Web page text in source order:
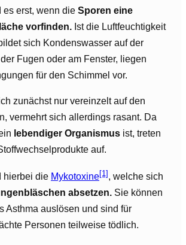
es erst, wenn die Sporen eine
vorfinden. Ist die Luftfeuchtigkeit
sich Kondenswasser auf der
Fugen oder am Fenster, liegen
für den Schimmel vor.
zunächst nur vereinzelt auf den
vermehrt sich allerdings rasant. Da
lebendiger Organismus ist, treten
auf.
hierbei die Mykotoxine[1] , welche sich
absetzen. Sie können
Asthma auslösen und sind für
Personen teilweise tödlich.